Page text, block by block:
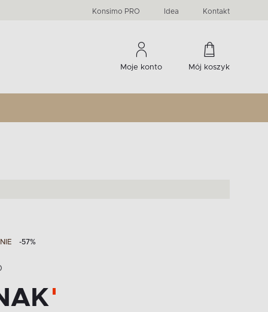
Konsimo PRO Idea Kontakt
Moje konto Mój koszyk
Komody, szafki RTV, witryny...
-33 %
Liczba produktów:60
Liczba produktów:274
-57%